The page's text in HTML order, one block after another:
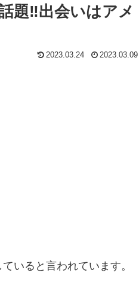
題‼︎出会いはアメ
2023.03.24 2023.03.09
ていると言われています。